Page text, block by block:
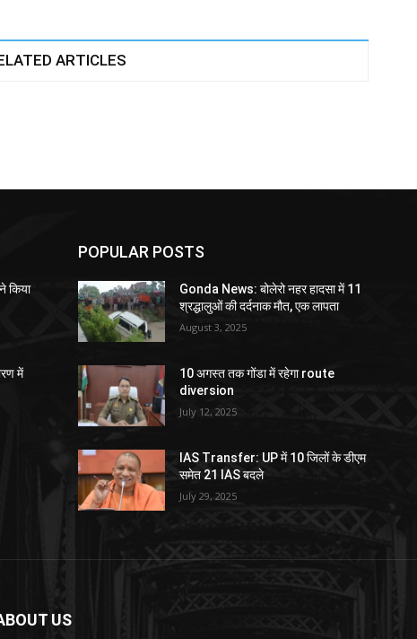
ARTICLES
किया
में
POPULAR POSTS
Gonda News: बोलेरो नहर हादसा में 11
श्रद्धालुओं की दर्दनाक मौत, एक लापता
August 3, 2025
10 अगस्त तक गोंडा में रहेगा route
diversion
July 12, 2025
IAS Transfer: UP में 10 जिलों के डीएम
समेत 21 IAS बदले
July 29, 2025
US